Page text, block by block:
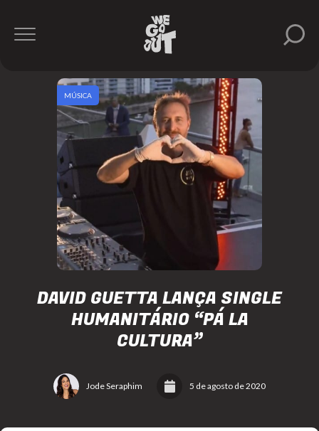
DAVID GUETTA LANÇA SINGLE
HUMANITÁRIO “PÁ LA
CULTURA”
Jode Seraphim 5 de agosto de 2020
MÚSICA